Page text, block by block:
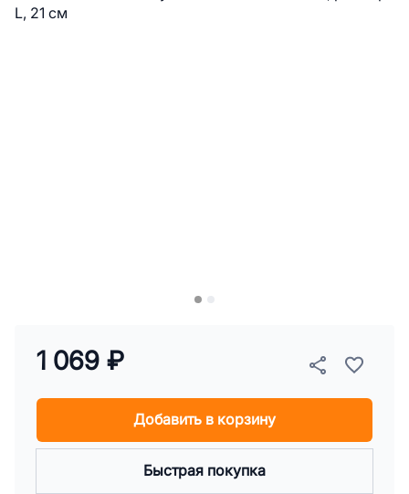
1 069 ₽
Добавить в корзину
Быстрая покупка